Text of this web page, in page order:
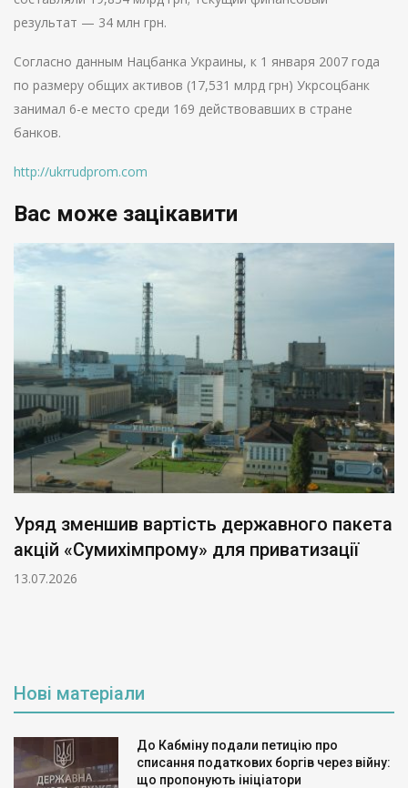
результат — 34 млн грн.
Согласно данным Нацбанка Украины, к 1 января 2007 года
по размеру общих активов (17,531 млрд грн) Укрсоцбанк
занимал 6-е место среди 169 действовавших в стране
банков.
http://ukrrudprom.com
Вас може зацікавити
Уряд зменшив вартість державного пакета
акцій «Сумихімпрому» для приватизації
13.07.2026
Нові матеріали
До Кабміну подали петицію про
списання податкових боргів через війну:
що пропонують ініціатори